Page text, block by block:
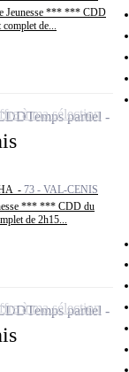
Jeunesse *** *** CDD
de...
- 73 - VAL-CENIS
*** *** CDD du
de 2h15...
Temps partiel
à ma sélection
Temps partiel
à ma sélection